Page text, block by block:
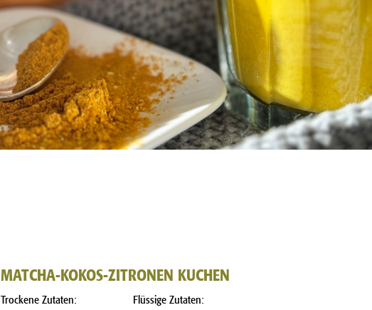
MATCHA-KOKOS-ZITRONEN KUCHEN
Trockene Zutaten: Flüssige Zutaten: